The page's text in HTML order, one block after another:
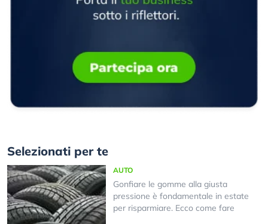
Selezionati per te
AUTO
Gonfiare le gomme alla giusta
pressione è fondamentale in estate
per risparmiare. Ecco come fare